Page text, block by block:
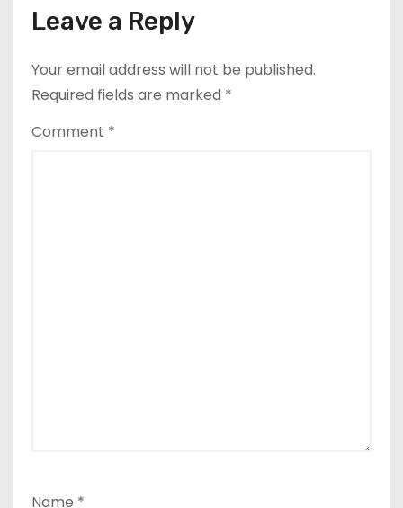
Leave a Reply
Your email address will not be published.
Required fields are marked *
Comment *
Name *